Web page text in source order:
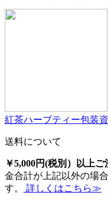
紅茶ハーブティー包装
送料について
￥5,000円(税別）以上
金合計が上記以外の場
す。
詳しくはこちら≫